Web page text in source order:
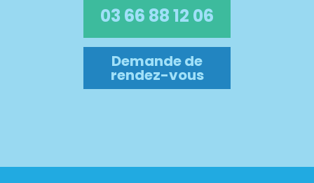
03 66 88 12 06
Demande de
rendez-vous